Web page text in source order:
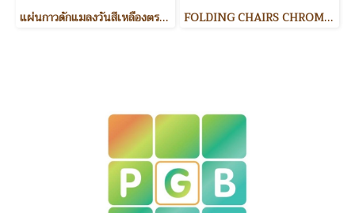
แผ่นกาวดักแมลงวันสีเหลืองตรากระต่าย Insect traps FOLDING CHAIRS CHROME PLATED FRAME & PAINTED FRAME เก้าอี้พับอเนกประสค์แบบมีหูเกี่ยว สามารถต่อเป็นแถวเดียวกันได้ โครงขามีทั้งแบบชุบโครเมี่ยม และพ่นสี